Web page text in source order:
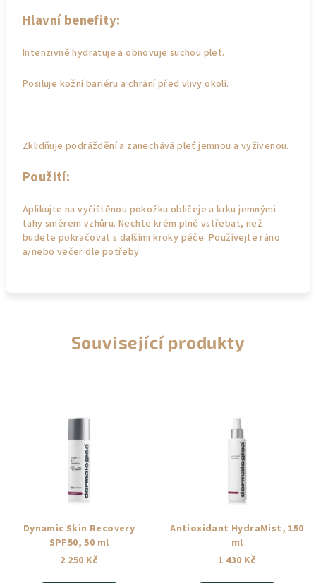
Hlavní benefity:
Intenzivně hydratuje a obnovuje suchou pleť.
Posiluje kožní bariéru a chrání před vlivy okolí.
Zklidňuje podráždění a zanechává pleť jemnou a vyživenou.
Použití:
Aplikujte na vyčištěnou pokožku obličeje a krku jemnými
tahy směrem vzhůru. Nechte krém plně vstřebat, než
budete pokračovat s dalšími kroky péče. Používejte ráno
a/nebo večer dle potřeby.
Související produkty
Dynamic Skin Recovery
SPF50, 50 ml
2 250 Kč
Antioxidant HydraMist, 150
ml
1 430 Kč